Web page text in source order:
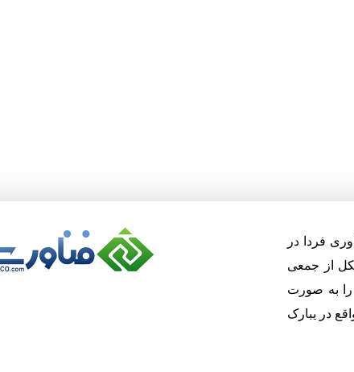
و فناوری فردا در
از جمعی
را به صورت
در یبارک